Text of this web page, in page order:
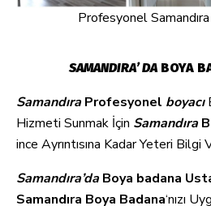
Profesyonel Samandıra
SAMANDIRA’ DABOYA
Samandıra Profesyonel boyacı
Hizmeti Sunmak İçin Samandıra
ince Ayrıntısına Kadar Yeteri
Samandıra’da Boya badana
Samandıra Boya Badana‘nızı